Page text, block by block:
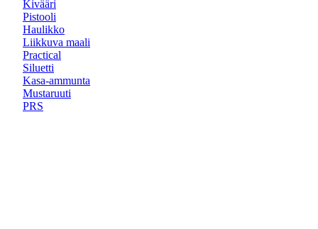
Kivääri
Pistooli
Haulikko
Liikkuva maali
Practical
Siluetti
Kasa-ammunta
Mustaruuti
PRS